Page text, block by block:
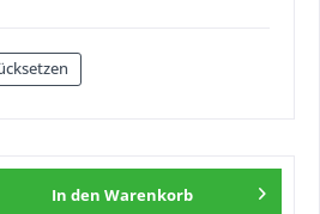
In den Warenkorb